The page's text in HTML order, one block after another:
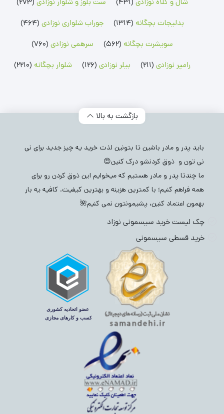
بدلیجات بچگانه (1314) جوراب شلواری نوزادی (464)
سویشرت بچگانه (562) سرهمی نوزادی (760)
رامپر نوزادی (211) بیلر نوزادی (126) شلوار بچگانه (2210)
بازگشت به بالا
باید پدر و مادر باشین تا بتونین لذت خرید یه چیز جدید برای نی
نی تون و ذوق کردنشو درک کنین😍
ما چندتا پدر و مادر هستیم که میخوایم این ذوق کردن رو برای
همه فراهم کنیم؛ با کمترین هزینه و بهترین کیفیت. کافیه یه بار
بهمون اعتماد کنین، پشیمونتون نمی کنیم🌺
چک لیست خرید سیسمونی نوزاد
خرید قسطی سیسمونی